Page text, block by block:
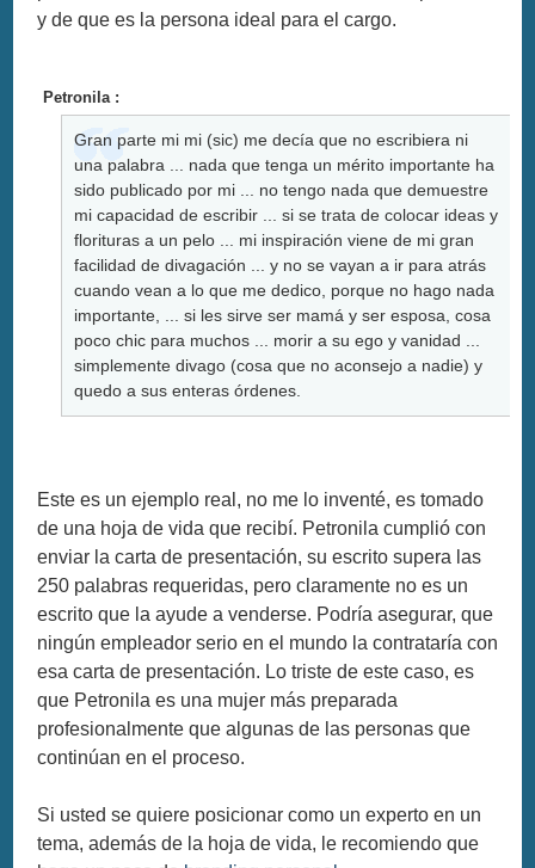
y de que es la persona ideal para el cargo.
Petronila :
Gran parte mi mi (sic) me decía que no escribiera ni
una palabra ... nada que tenga un mérito importante ha
sido publicado por mi ... no tengo nada que demuestre
mi capacidad de escribir ... si se trata de colocar ideas y
florituras a un pelo ... mi inspiración viene de mi gran
facilidad de divagación ... y no se vayan a ir para atrás
cuando vean a lo que me dedico, porque no hago nada
importante, ... si les sirve ser mamá y ser esposa, cosa
poco chic para muchos ... morir a su ego y vanidad ...
simplemente divago (cosa que no aconsejo a nadie) y
quedo a sus enteras órdenes.
Este es un ejemplo real, no me lo inventé, es tomado
de una hoja de vida que recibí. Petronila cumplió con
enviar la carta de presentación, su escrito supera las
250 palabras requeridas, pero claramente no es un
escrito que la ayude a venderse. Podría asegurar, que
ningún empleador serio en el mundo la contrataría con
esa carta de presentación. Lo triste de este caso, es
que Petronila es una mujer más preparada
profesionalmente que algunas de las personas que
continúan en el proceso.
Si usted se quiere posicionar como un experto en un
tema, además de la hoja de vida, le recomiendo que